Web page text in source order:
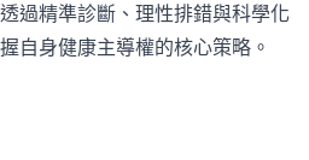
過精準診斷、理性排錯與科學化
自身健康主導權的核心策略。